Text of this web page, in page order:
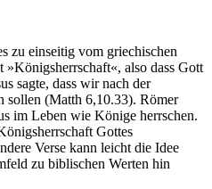
zu einseitig vom griechischen
»Königsherrschaft«, also dass Gott
sagte, dass wir nach der
sollen (Matth 6,10.33). Römer
im Leben wie Könige herrschen.
Gottes
Verse kann leicht die Idee
zu biblischen Werten hin